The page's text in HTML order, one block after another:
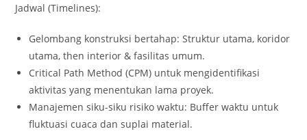
Jadwal (Timelines):
Gelombang konstruksi bertahap: Struktur utama, koridor
utama, then interior & fasilitas umum.
Critical Path Method (CPM) untuk mengidentifikasi
aktivitas yang menentukan lama proyek.
Manajemen siku-siku risiko waktu: Buffer waktu untuk
fluktuasi cuaca dan suplai material.